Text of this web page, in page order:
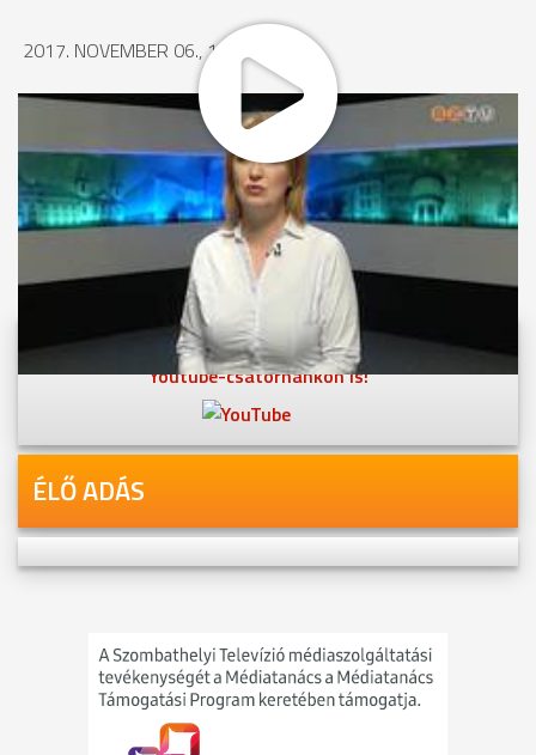
2017. NOVEMBER 06., 15:08
MEGOSZTÁS
Videóink megtekinthetőek
Youtube-csatornánkon is!
ÉLŐ ADÁS